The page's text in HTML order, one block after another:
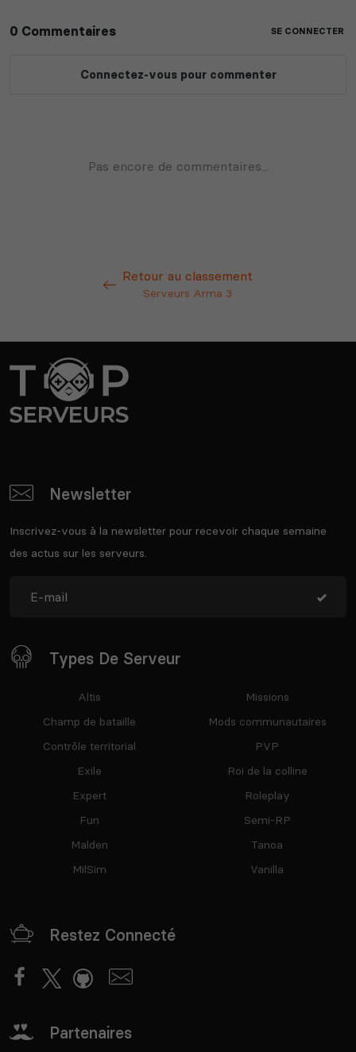
Retour au classement
Serveurs Arma 3
Newsletter
Inscrivez-vous à la newsletter pour recevoir chaque semaine
des actus sur les serveurs.
Types De Serveur
Altis
Champ de bataille
Contrôle territorial
Exile
Expert
Fun
Malden
MilSim
Missions
Mods communautaires
PVP
Roi de la colline
Roleplay
Semi-RP
Tanoa
Vanilla
Restez Connecté
Partenaires